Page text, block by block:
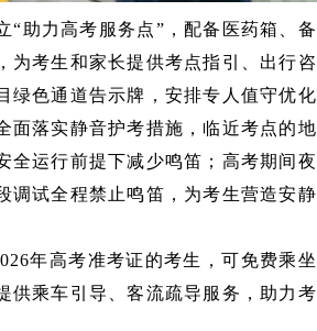
“助力高考服务点”，配备医药箱、备
为考生和家长提供考点指引、出行咨
绿色通道告示牌，安排专人值守优化
面落实静音护考措施，临近考点的地
全运行前提下减少鸣笛；高考期间夜
调试全程禁止鸣笛，为考生营造安静
年高考准考证的考生，可免费乘坐
供乘车引导、客流疏导服务，助力考